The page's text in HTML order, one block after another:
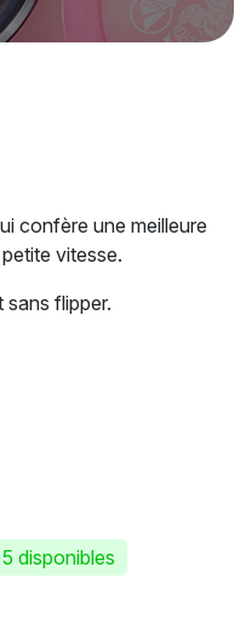
confère une meilleure
vitesse.
flipper.
5 disponibles